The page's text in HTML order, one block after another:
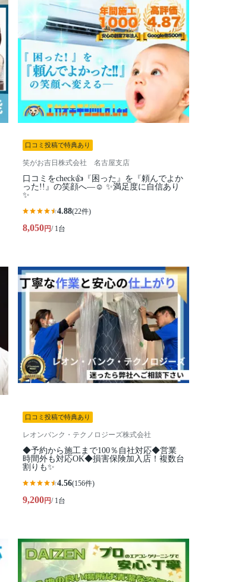
口コミ投稿で特典あり
笑がお吉日株式会社 名古屋支店
口コミをcheck👍『困った』を『頼んでよか
った!!』の笑顔へ—☺︎ ✨満足度に自信あり
✨
4.88(22件)
8,050円/ 1台
口コミ投稿で特典あり
レオンバンク・テクノロジーズ株式会社
◆予約から施工まで100％自社対応◆営業
時間外も対応OK◆損害保険加入店！複数台
割りも✨
4.56(156件)
9,200円/ 1台